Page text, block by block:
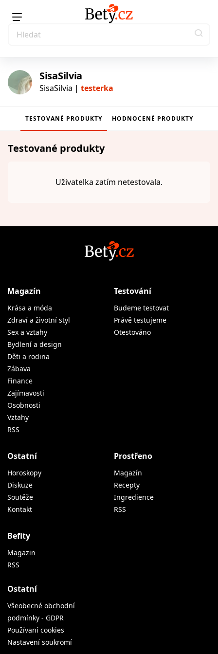
testerka
SisaSilvia
SisaSilvia | testerka
TESTOVANÉ PRODUKTY HODNOCENÉ PRODUKTY
Testované produkty
Uživatelka zatím netestovala.
Magazín
Krása a móda
Zdraví a životní styl
Sex a vztahy
Bydlení a design
Děti a rodina
Zábava
Finance
Zajímavosti
Osobnosti
Vztahy
RSS
Testování
Budeme testovat
Právě testujeme
Otestováno
Ostatní
Horoskopy
Diskuze
Soutěže
Kontakt
Prostřeno
Magazín
Recepty
Ingredience
RSS
Befity
Magazin
RSS
Ostatní
Všeobecné obchodní
podmínky - GDPR
Používaní cookies
Nastavení soukromí